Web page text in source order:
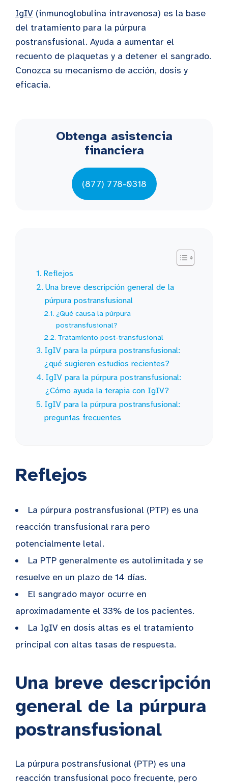
IgIV (inmunoglobulina intravenosa) es la base
del tratamiento para la púrpura
postransfusional. Ayuda a aumentar el
recuento de plaquetas y a detener el sangrado.
Conozca su mecanismo de acción, dosis y
eficacia.
Obtenga asistencia
financiera
(877) 778-0318
Reflejos
Una breve descripción general de la
púrpura postransfusional
¿Qué causa la púrpura
postransfusional?
Tratamiento post-transfusional
IgIV para la púrpura postransfusional:
¿qué sugieren estudios recientes?
IgIV para la púrpura postransfusional:
¿Cómo ayuda la terapia con IgIV?
IgIV para la púrpura postransfusional:
preguntas frecuentes
Reflejos
La púrpura postransfusional (PTP) es una
reacción transfusional rara pero
potencialmente letal.
La PTP generalmente es autolimitada y se
resuelve en un plazo de 14 días.
El sangrado mayor ocurre en
aproximadamente el 33% de los pacientes.
La IgIV en dosis altas es el tratamiento
principal con altas tasas de respuesta.
Una breve descripción
general de la púrpura
postransfusional
La púrpura postransfusional (PTP) es una
reacción transfusional poco frecuente, pero